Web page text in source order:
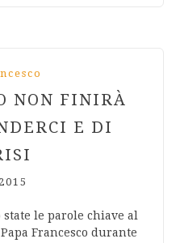
NON FINIRÀ
E DI
le parole chiave al
Francesco durante